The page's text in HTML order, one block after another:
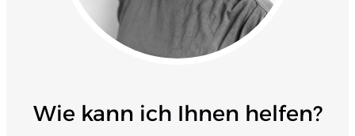
Wie kann ich Ihnen helfen?